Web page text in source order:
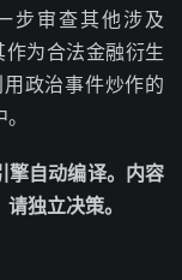
步审查其他涉及
为合法金融衍生
政治事件炒作的
擎自动编译。内容
独立决策。